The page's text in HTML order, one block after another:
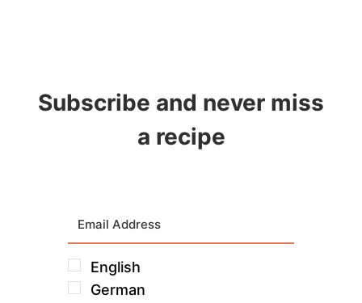
Subscribe and never miss
a recipe
English
German